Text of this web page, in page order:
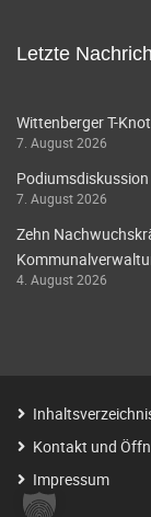
Letzte
Wittenberger T-
7. August 2026
7. August 2026
Zehn
4. August 2026
Kontakt und
Impressum